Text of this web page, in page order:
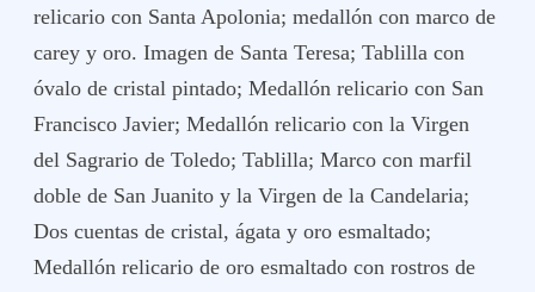
relicario con Santa Apolonia; medallón con marco de
carey y oro. Imagen de Santa Teresa; Tablilla con
óvalo de cristal pintado; Medallón relicario con San
Francisco Javier; Medallón relicario con la Virgen
del Sagrario de Toledo; Tablilla; Marco con marfil
doble de San Juanito y la Virgen de la Candelaria;
Dos cuentas de cristal, ágata y oro esmaltado;
Medallón relicario de oro esmaltado con rostros de